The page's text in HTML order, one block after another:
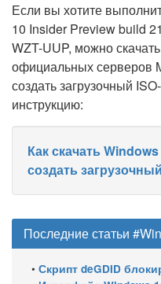
Если вы хотите
10 Insider Preview build
WZT-UUP, можно
официальных серверов
создать загрузочный
инструкцию:
Как скачать
создать
Последние статьи
• Скрипт deGDID блокирует отслеживание